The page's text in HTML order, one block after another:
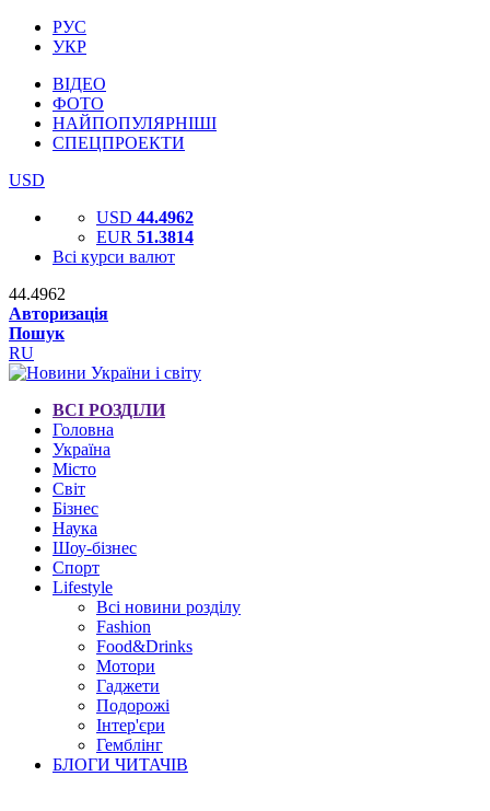
РУС
УКР
ВІДЕО
ФОТО
НАЙПОПУЛЯРНІШІ
СПЕЦПРОЕКТИ
USD
USD 44.4962
EUR 51.3814
Всі курси валют
44.4962
Авторизація
Пошук
RU
ВСІ РОЗДІЛИ
Головна
Україна
Місто
Світ
Бізнес
Наука
Шоу-бізнес
Спорт
Lifestyle
Всі новини розділу
Fashion
Food&Drinks
Мотори
Гаджети
Подорожі
Інтер'єри
Гемблінг
БЛОГИ ЧИТАЧІВ